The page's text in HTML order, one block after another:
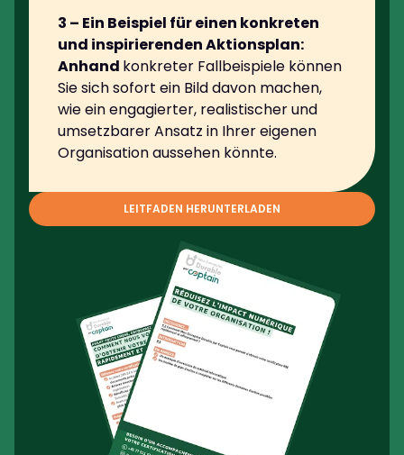
3 – Ein Beispiel für einen konkreten
und inspirierenden Aktionsplan:
Anhand konkreter Fallbeispiele können
Sie sich sofort ein Bild davon machen,
wie ein engagierter, realistischer und
umsetzbarer Ansatz in Ihrer eigenen
Organisation aussehen könnte.
LEITFADEN HERUNTERLADEN